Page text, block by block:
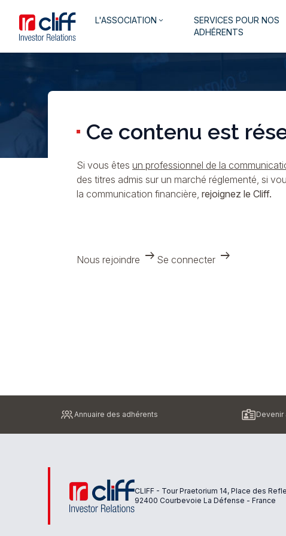
contenu
principal
Aller directement au contenu
Navigation
L'ASSOCIATION keyboard_arrow_down
SERVICES POUR NOS
ADHÉRENTS
Ce contenu est
Si vous êtes un professionnel de la
des titres admis sur un marché réglementé, si
la communication financière, rejoignez le Cliff.
Nous rejoindre arrow_right_alt Se connecter arrow_right_alt
page
Annuaire des adhérents Devenir
CLIFF - Tour Praetorium 14, Place des
92400 Courbevoie La Défense - France